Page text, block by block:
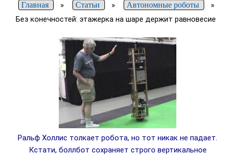
Главная » Статьи » Автономные роботы
»
Без конечностей: этажерка на шаре держит равновесие
Ральф Холлис толкает робота, но тот никак не падает.
Кстати, боллбот сохраняет строго вертикальное